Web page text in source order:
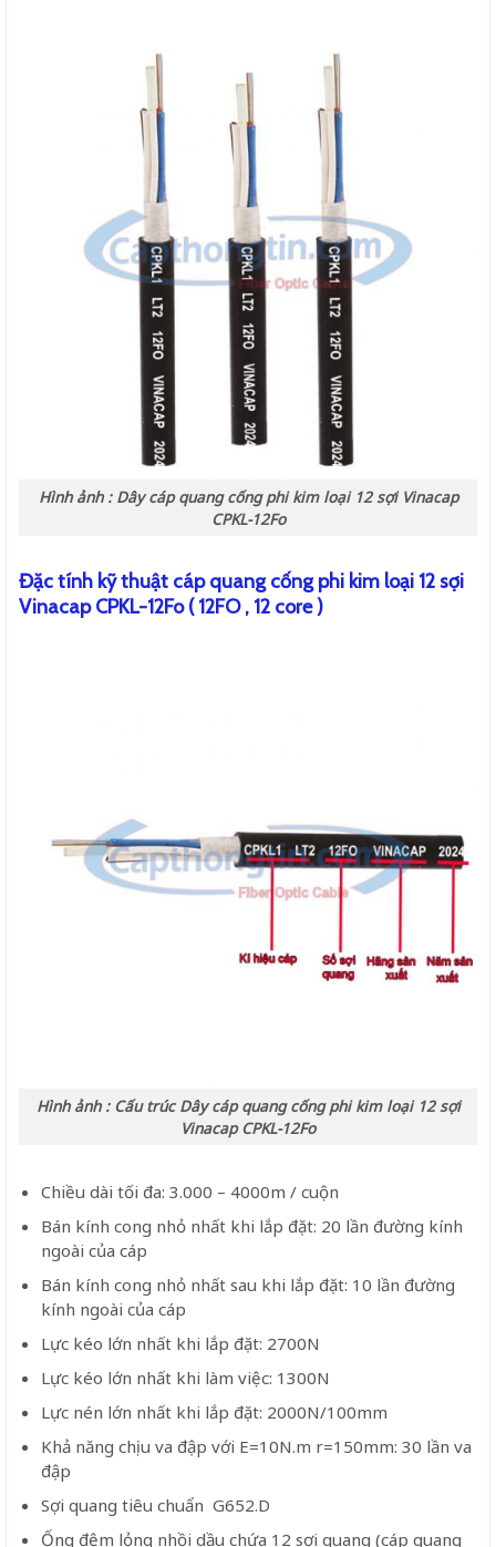
Hình ảnh : Dây cáp quang cống phi kim loại 12 sợi Vinacap
CPKL-12Fo
Đặc tính kỹ thuật cáp quang cống phi kim loại 12 sợi
Vinacap CPKL-12Fo ( 12FO , 12 core )
Hình ảnh : Cấu trúc Dây cáp quang cống phi kim loại 12 sợi
Vinacap CPKL-12Fo
Chiều dài tối đa: 3.000 – 4000m / cuộn
Bán kính cong nhỏ nhất khi lắp đặt: 20 lần đường kính
ngoài của cáp
Bán kính cong nhỏ nhất sau khi lắp đặt: 10 lần đường
kính ngoài của cáp
Lực kéo lớn nhất khi lắp đặt: 2700N
Lực kéo lớn nhất khi làm việc: 1300N
Lực nén lớn nhất khi lắp đặt: 2000N/100mm
Khả năng chịu va đập với E=10N.m r=150mm: 30 lần va
đập
Sợi quang tiêu chuẩn G652.D
Ống đệm lỏng nhồi dầu chứa 12 sợi quang (cáp quang